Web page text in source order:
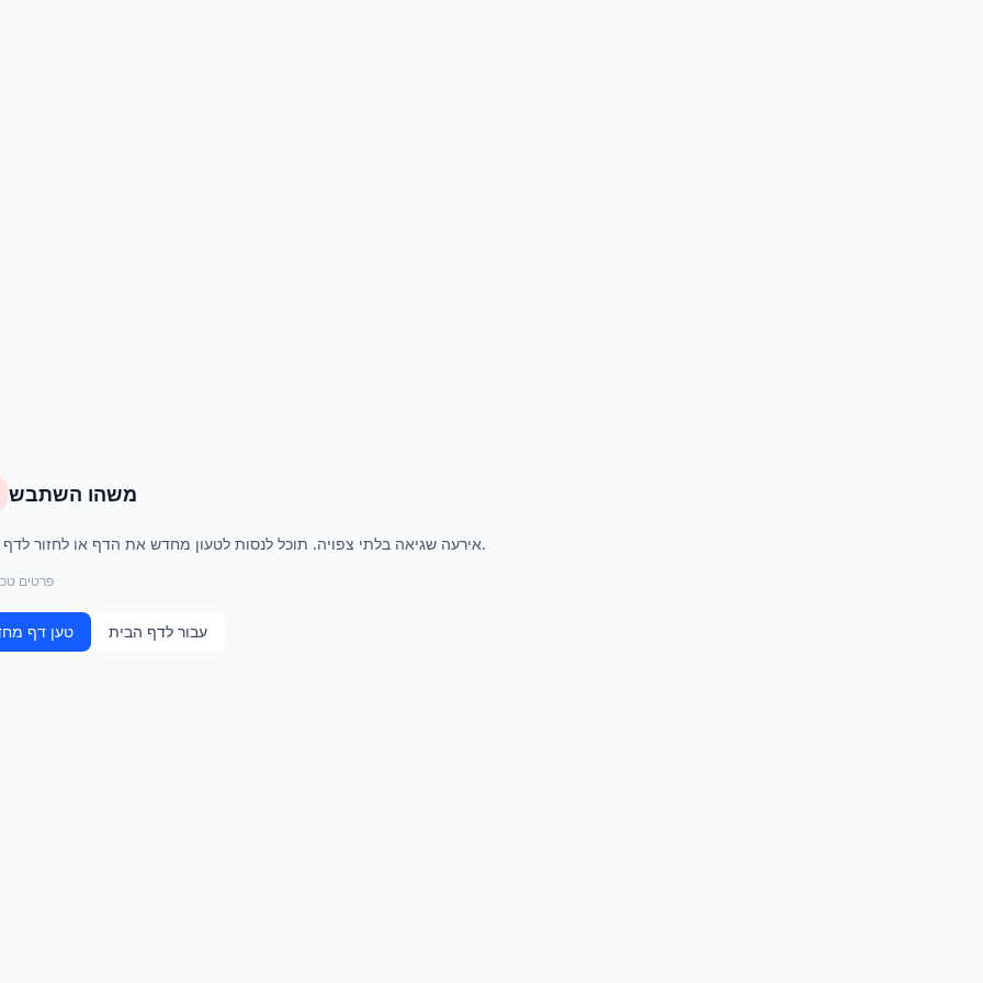
משהו השתבש
אירעה שגיאה בלתי צפויה. תוכל לנסות לטעון מחדש את הדף או לחזור לדף הבית.
פרטים
טען דף עבור לדף הבית